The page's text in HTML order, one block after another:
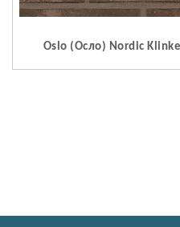
Oslo (Осло) Nordic